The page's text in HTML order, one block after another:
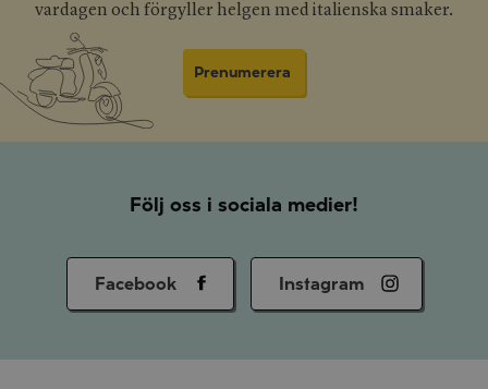
vardagen och förgyller helgen med italienska smaker.
Prenumerera
Följ oss i sociala medier!
Facebook Instagram